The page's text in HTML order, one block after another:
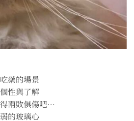
藥的場景
性與了解
兩敗俱傷吧…
的玻璃心